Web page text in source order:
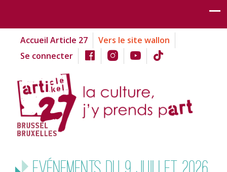
Accueil Article 27
Vers le site wallon
Se connecter